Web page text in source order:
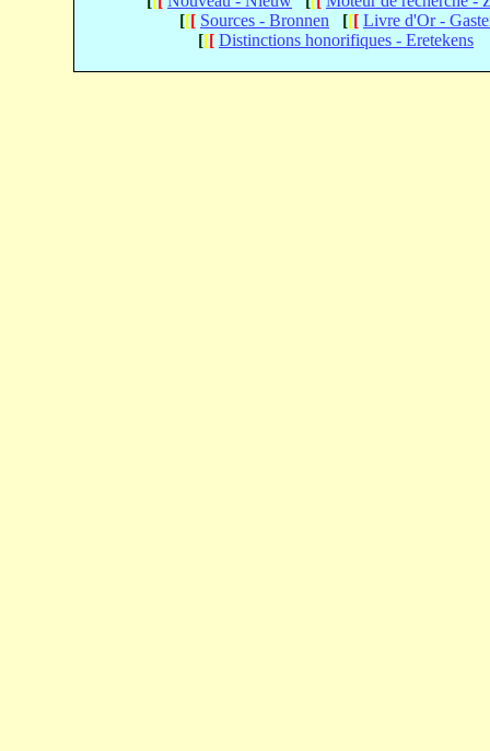
[[[ Sources - Bronnen [[[ Livre d'Or -
[[[ Distinctions honorifiques - Eretekens